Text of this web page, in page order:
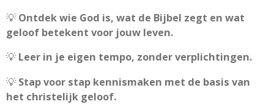
💡Ontdek wie God is, wat de Bijbel zegt en wat
geloof betekent voor jouw leven.
💡Leer in je eigen tempo, zonder verplichtingen.
💡Stap voor stap kennismaken met de basis van
het christelijk geloof.